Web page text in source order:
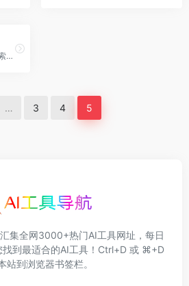
百度大模型语义搜索体验中心
… 3 4 5
集全网3000+热门AI工具网址，每日
找到最适合的AI工具！Ctrl+D 或 ⌘+D
站到浏览器书签栏。